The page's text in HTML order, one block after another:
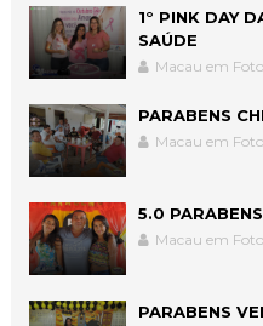
1° PINK DAY
SAÚDE
Macau em
PARABENS
Macau em
5.0
Macau em
PARABENS